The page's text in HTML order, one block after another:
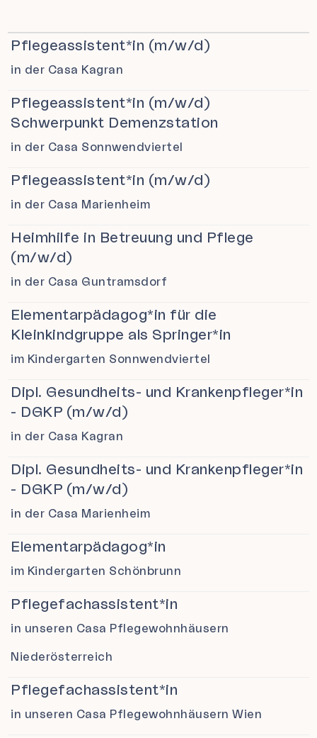
Vacancy Location
Pflegeassistent*in (m/w/d)
in der Casa Kagran
Pflegeassistent*in (m/w/d)
Schwerpunkt Demenzstation
in der Casa Sonnwendviertel
Pflegeassistent*in (m/w/d)
in der Casa Marienheim
Heimhilfe in Betreuung und Pflege
(m/w/d)
in der Casa Guntramsdorf
Elementarpädagog*in für die
Kleinkindgruppe als Springer*in
im Kindergarten Sonnwendviertel
Dipl. Gesundheits- und Krankenpfleger*in
- DGKP (m/w/d)
in der Casa Kagran
Dipl. Gesundheits- und Krankenpfleger*in
- DGKP (m/w/d)
in der Casa Marienheim
Elementarpädagog*in
im Kindergarten Schönbrunn
Pflegefachassistent*in
in unseren Casa Pflegewohnhäusern
Niederösterreich
Pflegefachassistent*in
in unseren Casa Pflegewohnhäusern Wien